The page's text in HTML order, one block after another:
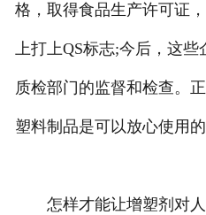
格，取得食品生产许可证
上打上QS标志;今后，这
质检部门的监督和检查。
塑料制品是可以放心使用的
怎样才能让增塑剂对人